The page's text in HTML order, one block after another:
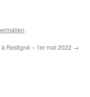
.
à Restigné – 1er mai 2022 →